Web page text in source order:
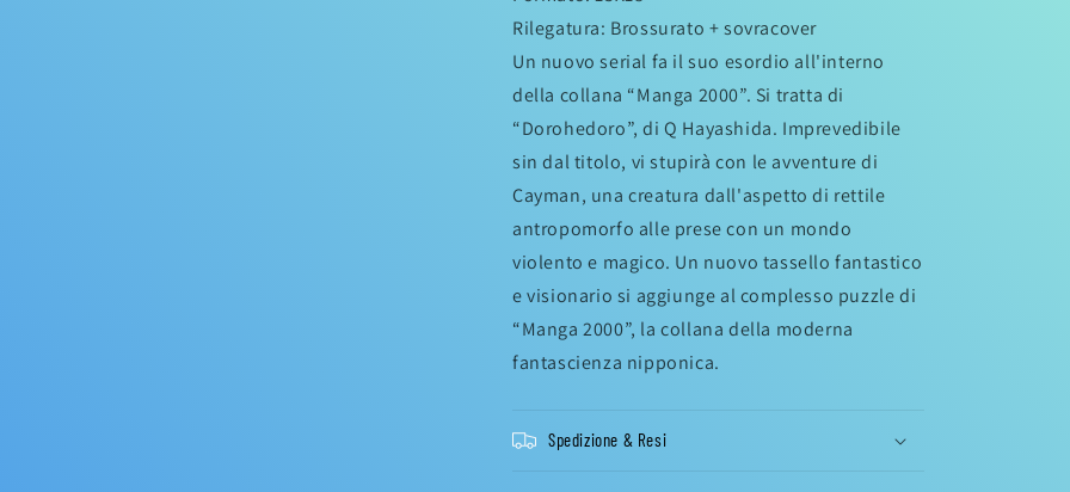
Rilegatura: Brossurato + sovracover
Un nuovo serial fa il suo esordio all'interno
della collana “Manga 2000”. Si tratta di
“Dorohedoro”, di Q Hayashida. Imprevedibile
sin dal titolo, vi stupirà con le avventure di
Cayman, una creatura dall'aspetto di rettile
antropomorfo alle prese con un mondo
violento e magico. Un nuovo tassello fantastico
e visionario si aggiunge al complesso puzzle di
“Manga 2000”, la collana della moderna
fantascienza nipponica.
Spedizione & Resi